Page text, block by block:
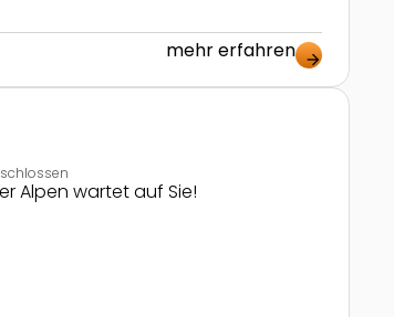
mehr erfahren arrow_forward
Alpen wartet auf Sie!